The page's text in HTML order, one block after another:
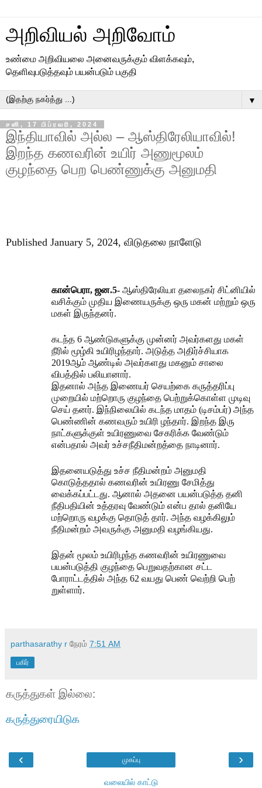
அறிவியல் அறிவோம்
உண்மை அறிவியலை அனைவருக்கும் விளக்கவும்,
தெளிவுபடுத்தவும் பயன்படும் பகுதி
▼
சனி, 17 பிப்ரவரி, 2024
இந்தியாவில் அல்ல – ஆஸ்திரேலியாவில்!
இறந்த கணவரின் உயிர் அணுமூலம்
குழந்தை பெற பெண்ணுக்கு அனுமதி
Published January 5, 2024, விடுதலை நாளேடு
கான்பெரா, ஜன.5- ஆஸ்திரேலியா தலைநகர் சிட்னியில்
வசிக்கும் முதிய இணையருக்கு ஒரு மகன் மற்றும் ஒரு
மகள் இருந்தனர்.
கடந்த 6 ஆண்டுகளுக்கு முன்னர் அவர்களது மகள்
நீரில் மூழ்கி உயிரிழந்தார். அடுத்த அதிர்ச்சியாக
2019ஆம் ஆண்டில் அவர்களது மகனும் சாலை
விபத்தில் பலியானார்.
இதனால் அந்த இணையர் செயற்கை கருத்தரிப்பு
முறையில் மற்றொரு குழந்தை பெற்றுக்கொள்ள முடிவு
செய் தனர். இந்நிலையில் கடந்த மாதம் (டிசம்பர்) அந்த
பெண்ணின் கணவரும் உயிரி ழந்தார். இறந்த இரு
நாட்களுக்குள் உயிரணுவை சேகரிக்க வேண்டும்
என்பதால் அவர் உச்சநீதிமன்றத்தை நாடினார்.
இதனையடுத்து உச்ச நீதிமன்றம் அனுமதி
கொடுத்ததால் கணவரின் உயிரணு சேமித்து
வைக்கப்பட்டது. ஆனால் அதனை பயன்படுத்த தனி
நீதிபதியின் உத்தரவு வேண்டும் என்ப தால் தனியே
மற்றொரு வழக்கு தொடுத் தார். அந்த வழக்கிலும்
நீதிமன்றம் அவருக்கு அனுமதி வழங்கியது.
இதன் மூலம் உயிரிழந்த கணவரின் உயிரணுவை
பயன்படுத்தி குழந்தை பெறுவதற்கான சட்ட
போராட்டத்தில் அந்த 62 வயது பெண் வெற்றி பெற்
றுள்ளார்.
parthasarathy r நேரம் 7:51 AM
பகிர்
கருத்துகள் இல்லை:
கருத்துரையிடுக
‹ ›
முகப்பு
வலையில் காட்டு